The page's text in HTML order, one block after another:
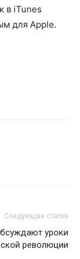
в iTunes
для Apple.
Следующая статья
уроки
революции